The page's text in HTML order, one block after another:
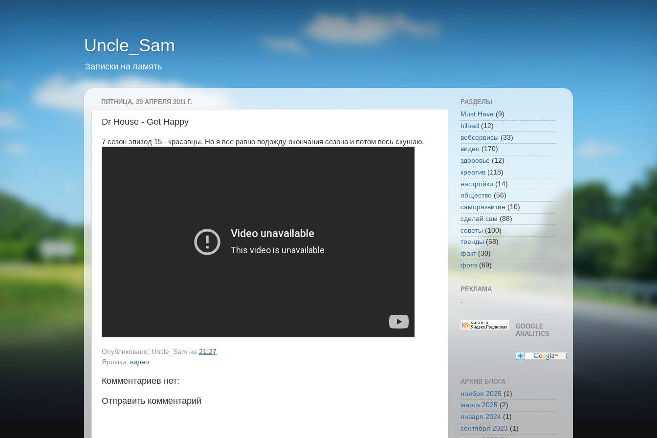
Uncle_Sam
Записки на память
ПЯТНИЦА, 29 АПРЕЛЯ 2011 Г.
Dr House - Get Happy
7 сезон эпизод 15 - красавцы. Но я все равно подожду окончания сезона и потом весь скушаю.
Опубликовано: Uncle_Sam на 21:27
Ярлыки: видео
Комментариев нет:
Отправить комментарий
РАЗДЕЛЫ
Must Have (9)
hiload (12)
вебсервисы (33)
видео (170)
здоровье (12)
креатив (118)
настройки (14)
общество (56)
саморазвитие (10)
сделай сам (88)
советы (100)
тренды (58)
факт (30)
фото (69)
РЕКЛАМА
GOOGLE
ANALITICS
АРХИВ БЛОГА
ноября 2025 (1)
марта 2025 (2)
января 2024 (1)
сентября 2023 (1)